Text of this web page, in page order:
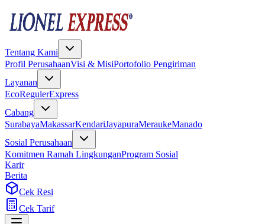
Tentang Kami
Profil PerusahaanVisi & MisiPortofolio Pengiriman
Layanan
EcoRegulerExpress
Cabang
SurabayaMakassarKendariJayapuraMeraukeManado
Sosial Perusahaan
Komitmen Ramah LingkunganProgram Sosial
Karir
Berita
Cek Resi
Cek Tarif